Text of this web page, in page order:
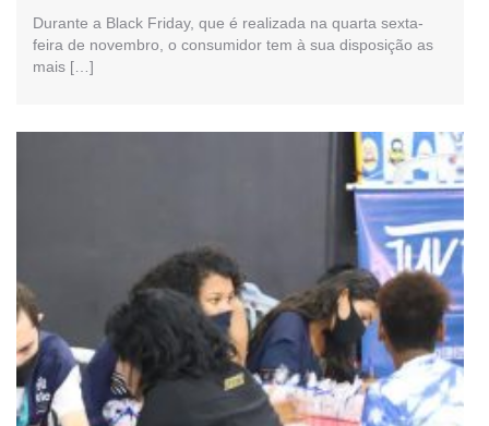
a Black Friday
Durante a Black Friday, que é realizada na quarta sexta-
feira de novembro, o consumidor tem à sua disposição as
mais […]